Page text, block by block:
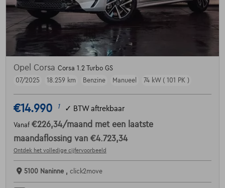
Opel Corsa Corsa 1.2 Turbo GS
07/2025
18.259 km Benzine Manueel 74 kW ( 101 PK )
€14.990 1 ✓ BTW aftrekbaar
Vanaf €226,34/maand met een laatste
maandaflossing van €4.723,34
Ontdek het volledige cijfervoorbeeld
5100 Naninne , click2move